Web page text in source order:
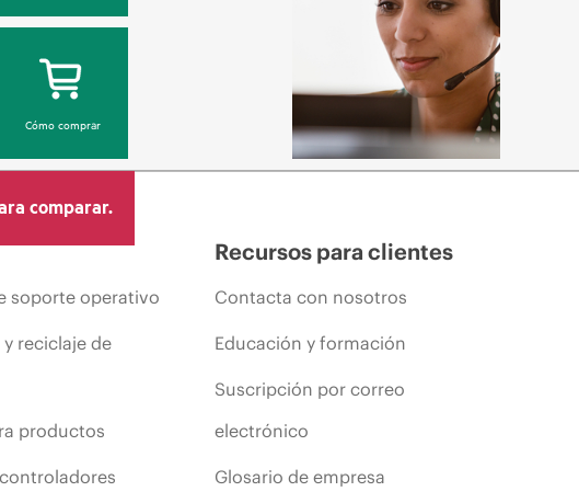
Cómo comprar
comparar.
soporte operativo
reciclaje de
productos
Recursos para clientes
Contacta con nosotros
Educación y formación
Suscripción por correo
electrónico
Glosario de empresa